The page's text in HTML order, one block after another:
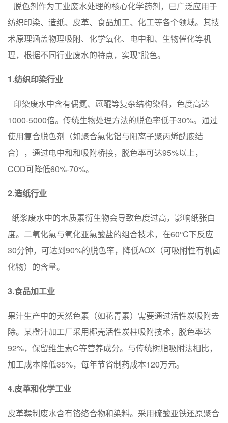
脱色剂作为工业废水处理的核心化学药剂，已广泛应用于
纺织印染、造纸、皮革、食品加工、化工等各个领域。其技
术原理涵盖物理吸附、化学氧化、电中和、生物催化等机
理，根据不同行业废水的特点，实现*脱色。
1.纺织印染行业
印染废水中含有偶氮、蒽醌等复杂结构染料，色度高达
1000-5000倍。传统生物处理方法的脱色率低于30%。通过
使用复合脱色剂（如聚合氯化铝与阳离子聚丙烯酰胺结
合），通过电中和和吸附桥接，脱色率可达95%以上，
COD可降低60%-70%。
2.造纸行业
纸浆废水中的木质素衍生物会导致色度过高，影响纸张白
度。二氧化氯与氧化亚氯酸盐的组合技术，在60°C下反应
30分钟，可达到90%的脱色率，降低AOX（可吸附性有机卤
化物）的含量。
3.食品加工业
果汁生产中的天然色素（如花青素）需要通过活性炭吸附去
除。某橙汁加工厂采用椰壳活性炭柱吸附技术，脱色率达
92%，保留维生素C等营养成分。与传统树脂吸附法相比，
加工成本降低35%，每年节省制药成本120万元。
4.皮革和化学工业
皮革鞣制废水含有铬络合物和染料。采用硫酸亚铁还原聚合